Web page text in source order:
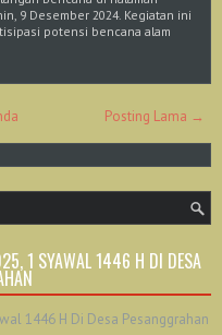
9 Desember 2024. Kegiatan ini
potensi bencana alam
Posting Lama →
1 SYAWAL 1446 H DI DESA
1446 H Di Desa Pesanggrahan